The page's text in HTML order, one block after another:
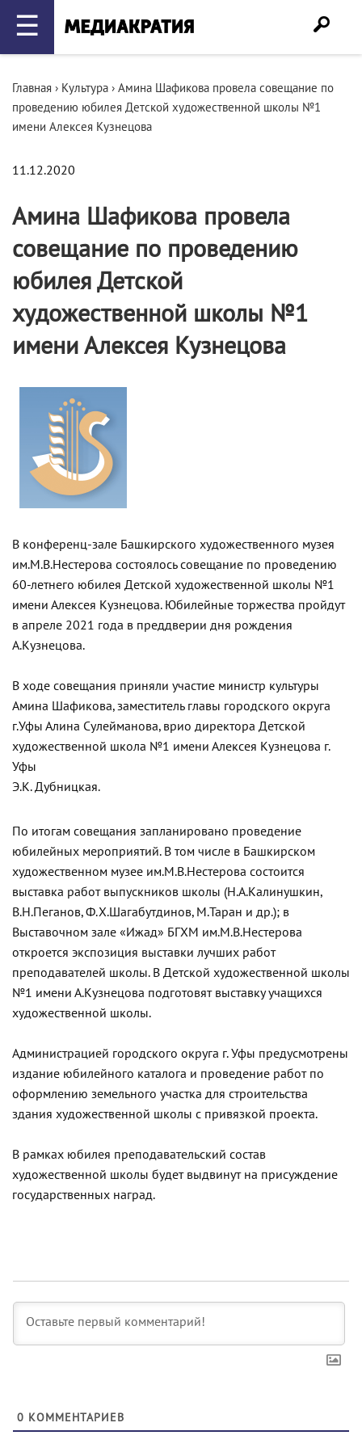
☰
Главная › Культура › Амина Шафикова провела совещание по
проведению юбилея Детской художественной школы №1
имени Алексея Кузнецова
11.12.2020
Амина Шафикова провела
совещание по проведению
юбилея Детской
художественной школы №1
имени Алексея Кузнецова
В конференц-зале Башкирского художественного музея
им.М.В.Нестерова состоялось совещание по проведению
60-летнего юбилея Детской художественной школы №1
имени Алексея Кузнецова. Юбилейные торжества пройдут
в апреле 2021 года в преддверии дня рождения
А.Кузнецова.
В ходе совещания приняли участие министр культуры
Амина Шафикова, заместитель главы городского округа
г.Уфы Алина Сулейманова, врио директора Детской
художественной школа №1 имени Алексея Кузнецова г.
Уфы
Э.К. Дубницкая.
По итогам совещания запланировано проведение
юбилейных мероприятий. В том числе в Башкирском
художественном музее им.М.В.Нестерова состоится
выставка работ выпускников школы (Н.А.Калинушкин,
В.Н.Пеганов, Ф.Х.Шагабутдинов, М.Таран и др.); в
Выставочном зале «Ижад» БГХМ им.М.В.Нестерова
откроется экспозиция выставки лучших работ
преподавателей школы. В Детской художественной школы
№1 имени А.Кузнецова подготовят выставку учащихся
художественной школы.
Администрацией городского округа г. Уфы предусмотрены
издание юбилейного каталога и проведение работ по
оформлению земельного участка для строительства
здания художественной школы с привязкой проекта.
В рамках юбилея преподавательский состав
художественной школы будет выдвинут на присуждение
государственных наград.
0 КОММЕНТАРИЕВ